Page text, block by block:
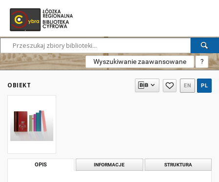
Wyszukiwanie zaawansowane ?
OBIEKT EN PL
OPIS INFORMACJE STRUKTURA